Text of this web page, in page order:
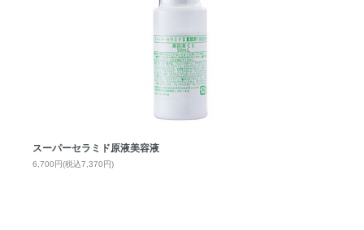
スーパーセラミド原液美容液
6,700円(税込7,370円)